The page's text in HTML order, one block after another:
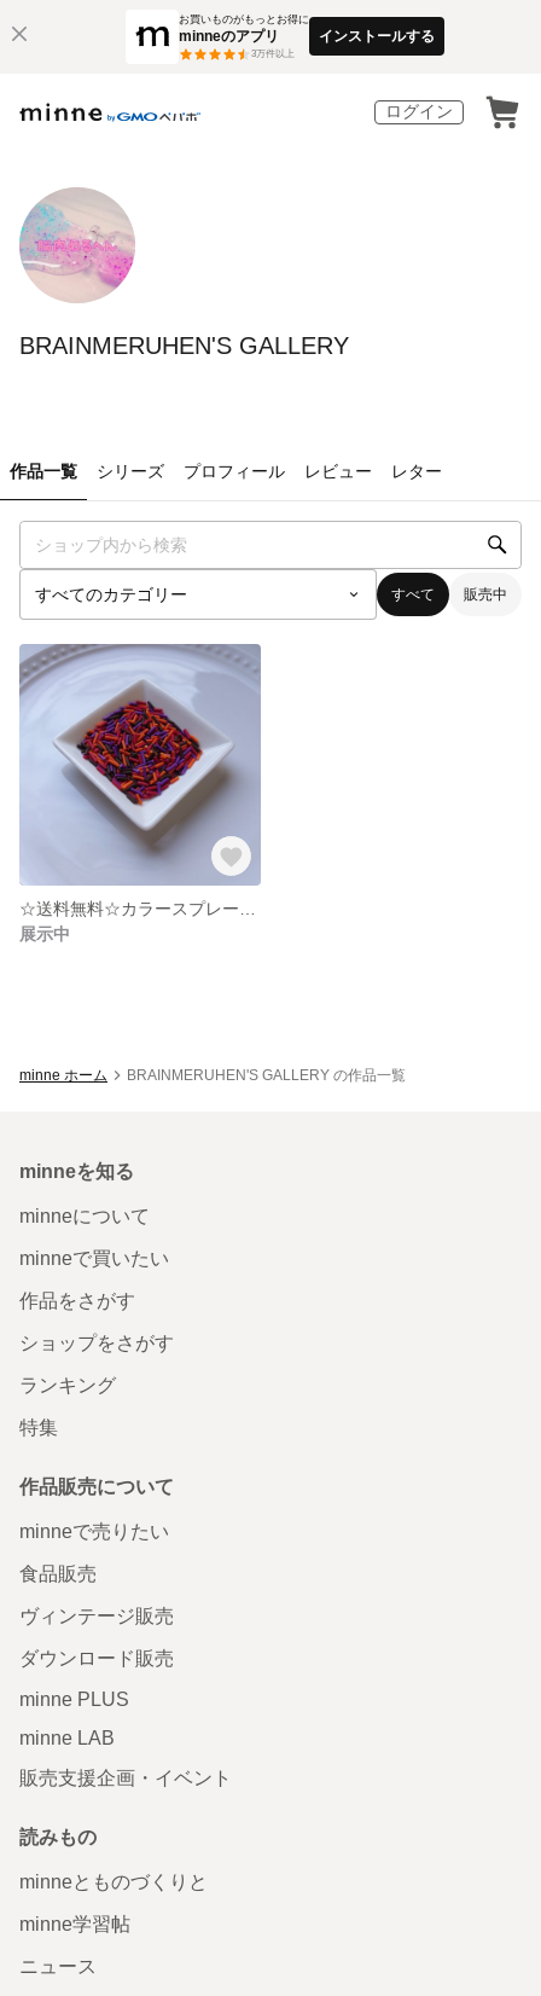
お買いものがもっとお得に
minneのアプリ
3万件以上
インストールする
ログイン
BRAINMERUHEN'S GALLERY
作品一覧 シリーズ プロフィール レビュー レター
すべて 販売中
展示中
minne ホーム BRAINMERUHEN'S GALLERY の作品一覧
minneを知る
minneについて
minneで買いたい
作品をさがす
ショップをさがす
ランキング
特集
作品販売について
minneで売りたい
食品販売
ヴィンテージ販売
ダウンロード販売
minne PLUS
minne LAB
販売支援企画・イベント
読みもの
minneとものづくりと
minne学習帖
ニュース